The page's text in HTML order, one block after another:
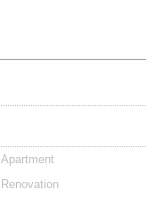
Apartment
Renovation